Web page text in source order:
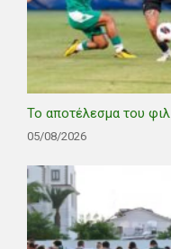
Το αποτέλεσμα του
05/08/2026